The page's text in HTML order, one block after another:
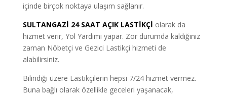
içinde birçok noktaya ulaşım sağlanır.
SULTANGAZİ 24 SAAT AÇIK LASTİKÇİ olarak da
hizmet verir, Yol Yardımı yapar. Zor durumda kaldığınız
zaman Nöbetçi ve Gezici Lastikçi hizmeti de
alabilirsiniz.
Bilindiği üzere Lastikçilerin hepsi 7/24 hizmet vermez.
Buna bağlı olarak özellikle geceleri yaşanacak,